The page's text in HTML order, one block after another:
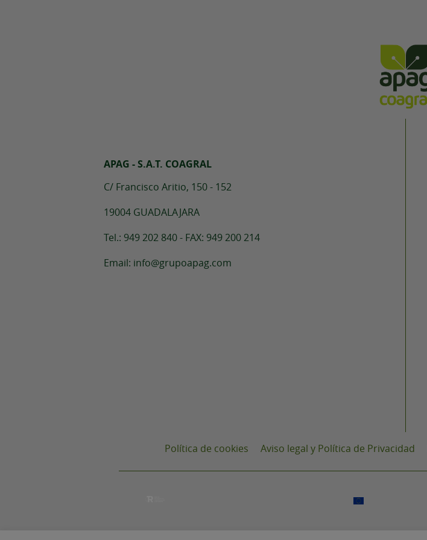
APAG - S.A.T. COAGRAL
C/ Francisco Aritio, 150 - 152
19004 GUADALAJARA
Tel.: 949 202 840 - FAX: 949 200 214
Email: info@grupoapag.com
Política de cookies Aviso legal y Política de Privacidad